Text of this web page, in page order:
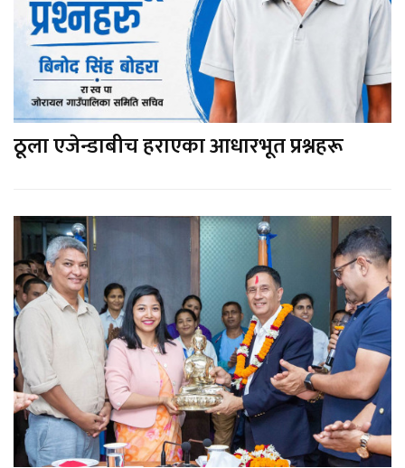
ठूला एजेन्डाबीच हराएका आधारभूत प्रश्नहरू